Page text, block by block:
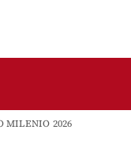
MILENIO 2026